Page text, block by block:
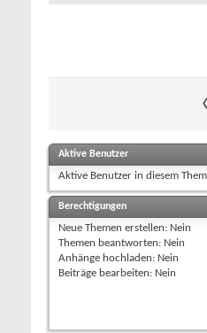
Aktive Benutzer
Aktive Benutzer in diesem
Berechtigungen
Neue Themen erstellen: Nein
Themen beantworten: Nein
Anhänge hochladen: Nein
Beiträge bearbeiten: Nein